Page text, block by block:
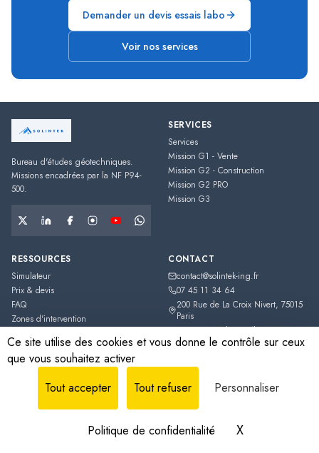
Demander un devis essais labo
Voir nos services
Bureau d'études géotechniques.
Missions encadrées par la NF P94-
500.
SERVICES
Services
Mission G1 - Vente
Mission G2 - Construction
Mission G2 PRO
Mission G3
RESSOURCES
Simulateur
Prix & devis
FAQ
Zones d'intervention
CONTACT
contact@solintek-ing.fr
07 45 11 34 64
200 Rue de La Croix Nivert, 75015
Paris
France métropolitaine (hors Corse,
DOM-TOM)
939 887 659· SIRET939 887 659· Capital
ConfidentialitéCGVPlan du site
Ce site utilise des cookies et vous donne le contrôle sur ceux
que vous souhaitez activer
Tout accepter
Tout refuser Personnaliser
Politique de confidentialité X